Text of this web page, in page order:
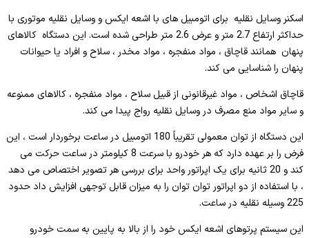
اسکنر وسایل نقلیه برای اتومبیل های با اشعه ایکس و وسایل نقلیه موتوری با
حداکثر ارتفاع 2.7 متر و عرض 2.6 متر طراحی شده است. این دستگاه کالاهای
پنهان همانند قاچاق ، مواد منفجره ، مواد مخدر ، سلاح و افراد یا حیوانات
پنهان را شناسایی می کند.
قاچاق اشخاص ، مواد غیرقانونی از قبیل سلاح ، مواد منفجره ، کالاهای ممنوعه
و سایر مواد منع مصرف در وسایل نقلیه رواج پیدا می کند.
این دستگاه از توان معمولی تقریباً 180 اتومبیل در ساعت برخوردار است ، این
فرض را بر عهده دارد که هر خودرو با سرعت 8 کیلومتر در ساعت حرکت می
کند و 20 ثانیه برای یک اپراتور واحد برای بررسی هر تصویر اختصاص می دهد
، با استفاده از دو اپراتور توان توان را به میزان قابل توجهی افزایش داد حدود
225 وسیله نقلیه در ساعت.
این سیستم پرتوهای اشعه ایکس خود را از بالا به پایین به سمت خودرو